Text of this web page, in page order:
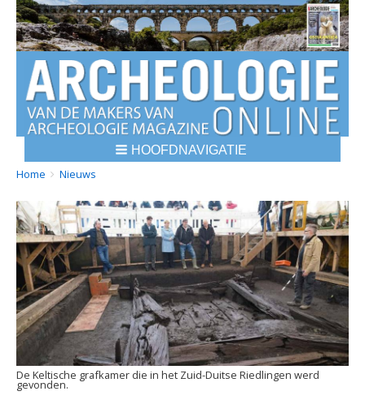
HOOFDNAVIGATIE
BREADCRUMBS
YOU
HERE:
Home Nieuws
De Keltische grafkamer die in het Zuid-Duitse Riedlingen werd
gevonden.